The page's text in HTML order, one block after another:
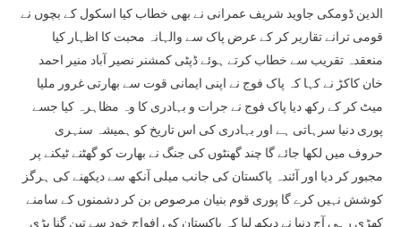
الدین ڈومکی جاوید شریف عمرانی نے بھی خطاب کیا اسکول کے بچوں نے
قومی ترانے تقاریر کر کے عرض پاک سے والہانہ محبت کا اظہار کیا
منعقدہ تقریب سے خطاب کرتے ہوئے ڈپٹی کمشنر نصیر آباد منیر احمد
خان کاکڑ نے کہا کہ پاک فوج نے اپنی ایمانی قوت سے بھارتی غرور ملیا
میٹ کر کے رکھ دیا پاک فوج نے جرات و بہادری کا وہ مظاہرہ کیا جسے
پوری دنیا سرہاتی ہے اور بہادری کی اس تاریخ کو ہمیشہ سنہری
حروف میں لکھا جائے گا چند گھنٹوں کی جنگ نے بھارت کو گھٹنے ٹیکنے پر
مجبور کر دیا اور آئندہ پاکستان کی جانب میلی آنکھ سے دیکھنے کی ہرگز
کوشش نہیں کرے گا پوری قوم بنیان مرصوص بن کر دشمنوں کے سامنے
کھڑی رہی آج دنیا نے دیکھ لیا کہ پاکستان کی افواج خود سے تین گنا بڑی